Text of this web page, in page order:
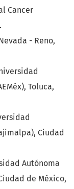
Cancer
- Reno,
Toluca,
Ciudad
Autónoma
de México,